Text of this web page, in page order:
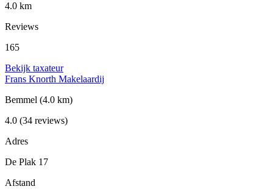
4.0 km
Reviews
165
Bekijk taxateur
Frans Knorth Makelaardij
Bemmel (4.0 km)
4.0 (34 reviews)
Adres
De Plak 17
Afstand